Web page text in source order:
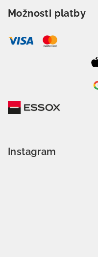
Možnosti platby
Instagram